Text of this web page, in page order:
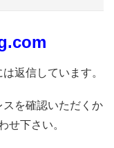
返信しています。
スを確認いただくか
せ下さい。